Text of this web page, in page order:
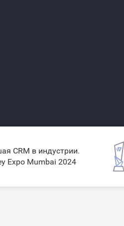
CRM в индустрии.
Expo Mumbai 2024